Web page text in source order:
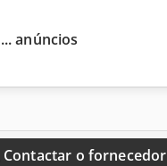
anúncios
Contactar o fornecedor